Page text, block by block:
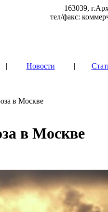
163039,
тел/факс:
| Новости |
в Москве
в Москве